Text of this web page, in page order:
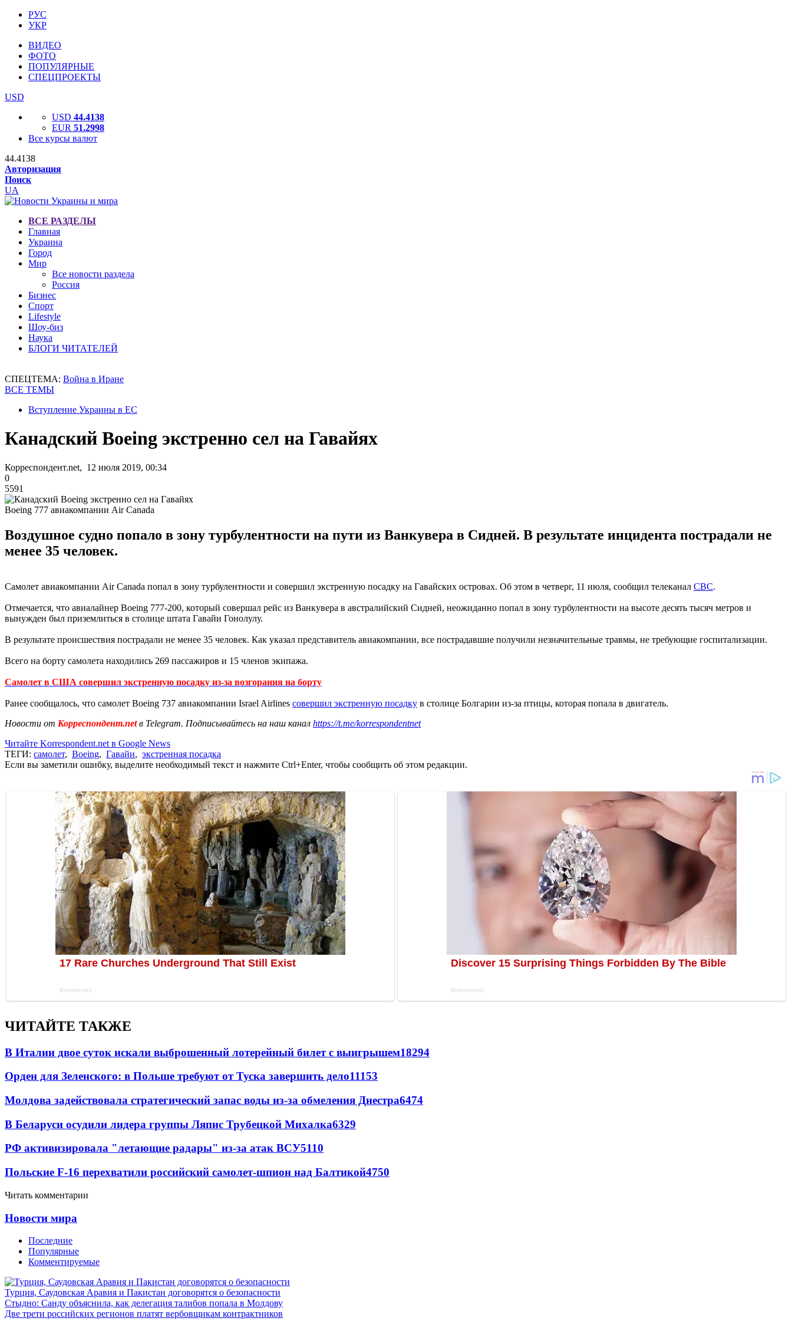
РУС
УКР
ВИДЕО
ФОТО
ПОПУЛЯРНЫЕ
СПЕЦПРОЕКТЫ
USD
USD 44.4138
EUR 51.2998
Все курсы валют
44.4138
Авторизация
Поиск
UA
ВСЕ РАЗДЕЛЫ
Главная
Украина
Город
Мир
Все новости раздела
Россия
Бизнес
Спорт
Lifestyle
Шоу-биз
Наука
БЛОГИ ЧИТАТЕЛЕЙ
СПЕЦТЕМА: Война в Иране
ВСЕ ТЕМЫ
Вступление Украины в ЕС
Канадский Boeing экстренно сел на Гавайях
Корреспондент.net, 12 июля 2019, 00:34
0
5591
Boeing 777 авиакомпании Air Canada
Воздушное судно попало в зону турбулентности на пути из Ванкувера в Сидней. В результате инцидента пострадали не
менее 35 человек.
Самолет авиакомпании Air Canada попал в зону турбулентности и совершил экстренную посадку на Гавайских островах. Об этом в четверг, 11 июля, сообщил телеканал СВС.
Отмечается, что авиалайнер Boeing 777-200, который совершал рейс из Ванкувера в австралийский Сидней, неожиданно попал в зону турбулентности на высоте десять тысяч метров и
вынужден был приземлиться в столице штата Гавайи Гонолулу.
В результате происшествия пострадали не менее 35 человек. Как указал представитель авиакомпании, все пострадавшие получили незначительные травмы, не требующие госпитализации.
Всего на борту самолета находились 269 пассажиров и 15 членов экипажа.
Самолет в США совершил экстренную посадку из-за возгорания на борту
Ранее сообщалось, что самолет Boeing 737 авиакомпании Israel Airlines совершил экстренную посадку в столице Болгарии из-за птицы, которая попала в двигатель.
Новости от Корреспондент.netв Telegram. Подписывайтесь на наш канал https://t.me/korrespondentnet
Читайте Korrespondent.net в Google News
ТЕГИ: самолет, Boeing, Гавайи, экстренная посадка
Если вы заметили ошибку, выделите необходимый текст и нажмите Ctrl+Enter, чтобы сообщить об этом редакции.
ЧИТАЙТЕ ТАКЖЕ
В Италии двое суток искали выброшенный лотерейный билет с выигрышем18294
Орден для Зеленского: в Польше требуют от Туска завершить дело11153
Молдова задействовала стратегический запас воды из-за обмеления Днестра6474
В Беларуси осудили лидера группы Ляпис Трубецкой Михалка6329
РФ активизировала "летающие радары" из-за атак ВСУ5110
Польские F-16 перехватили российский самолет-шпион над Балтикой4750
Читать комментарии
Новости мира
Последние
Популярные
Комментируемые
Турция, Саудовская Аравия и Пакистан договорятся о безопасности
Стыдно: Санду объяснила, как делегация талибов попала в Молдову
Две трети российских регионов платят вербовщикам контрактников